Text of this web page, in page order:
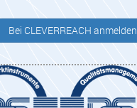
Bei CLEVERREACH anmelden